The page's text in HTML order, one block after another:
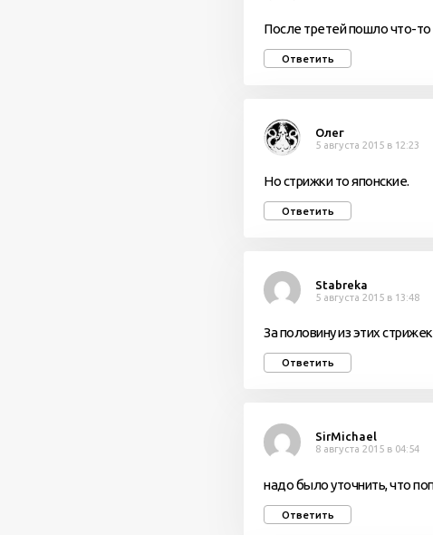
После третей пошло что-то
Ответить
Олег
5 августа 2015 в 12:23
Но стрижки то японские.
Ответить
Stabreka
5 августа 2015 в 13:48
За половину из этих
Ответить
SirMichael
8 августа 2015 в 04:54
надо было уточнить, что
Ответить